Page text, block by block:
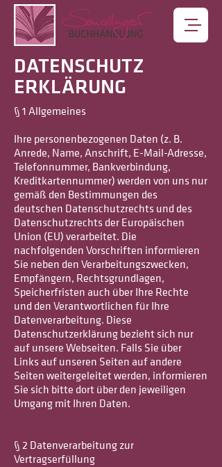
DATENSCHUTZ
ERKLÄRUNG
§ 1 Allgemeines
Ihre personenbezogenen Daten (z. B.
Anrede, Name, Anschrift, E-Mail-Adresse,
Telefonnummer, Bankverbindung,
Kreditkartennummer) werden von uns nur
gemäß den Bestimmungen des
deutschen Datenschutzrechts und des
Datenschutzrechts der Europäischen
Union (EU) verarbeitet. Die
nachfolgenden Vorschriften informieren
Sie neben den Verarbeitungszwecken,
Empfängern, Rechtsgrundlagen,
Speicherfristen auch über Ihre Rechte
und den Verantwortlichen für Ihre
Datenverarbeitung. Diese
Datenschutzerklärung bezieht sich nur
auf unsere Webseiten. Falls Sie über
Links auf unseren Seiten auf andere
Seiten weitergeleitet werden, informieren
Sie sich bitte dort über den jeweiligen
Umgang mit Ihren Daten.
§ 2 Datenverarbeitung zur
Vertragserfüllung